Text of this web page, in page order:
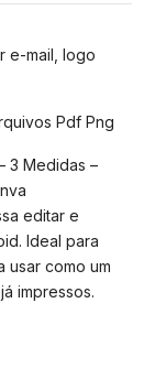
e-mail, logo
Pdf Png
3 Medidas –
editar e
Ideal para
usar como um
impressos.